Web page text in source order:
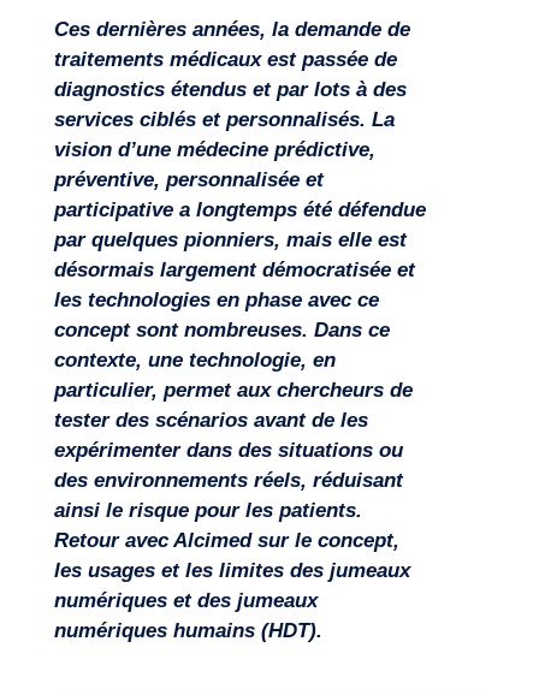
Secteurs
Ces dernières années, la demande de
traitements médicaux est passée de
diagnostics étendus et par lots à des
services ciblés et personnalisés. La
vision d’une médecine prédictive,
préventive, personnalisée et
participative a longtemps été défendue
par quelques pionniers, mais elle est
désormais largement démocratisée et
les technologies en phase avec ce
concept sont nombreuses. Dans ce
contexte, une technologie, en
particulier, permet aux chercheurs de
tester des scénarios avant de les
expérimenter dans des situations ou
des environnements réels, réduisant
ainsi le risque pour les patients.
Retour avec Alcimed sur le concept,
les usages et les limites des jumeaux
numériques et des jumeaux
numériques humains (HDT).